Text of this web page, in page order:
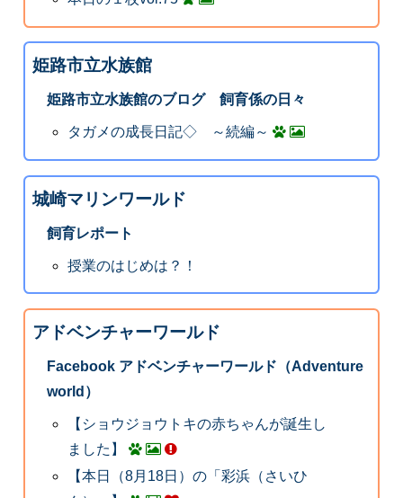
姫路市立水族館
姫路市立水族館のブログ 飼育係の日々
タガメの成長日記◇ ～続編～
城崎マリンワールド
飼育レポート
授業のはじめは？！
アドベンチャーワールド
Facebook アドベンチャーワールド（Adventure
world）
【ショウジョウトキの赤ちゃんが誕生し
ました】
【本日（8月18日）の「彩浜（さいひ